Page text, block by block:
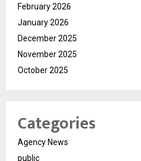
February 2026
January 2026
December 2025
November 2025
October 2025
Categories
Agency News
public